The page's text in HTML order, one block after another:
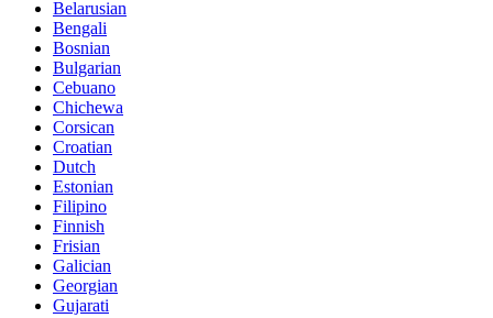
Belarusian
Bengali
Bosnian
Bulgarian
Cebuano
Chichewa
Corsican
Croatian
Dutch
Estonian
Filipino
Finnish
Frisian
Galician
Georgian
Gujarati